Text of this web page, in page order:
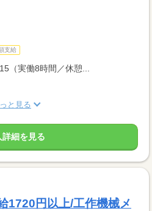
支給
（実働8時間／休憩...
と見る
詳細を見る
1720円以上/工作機械メ